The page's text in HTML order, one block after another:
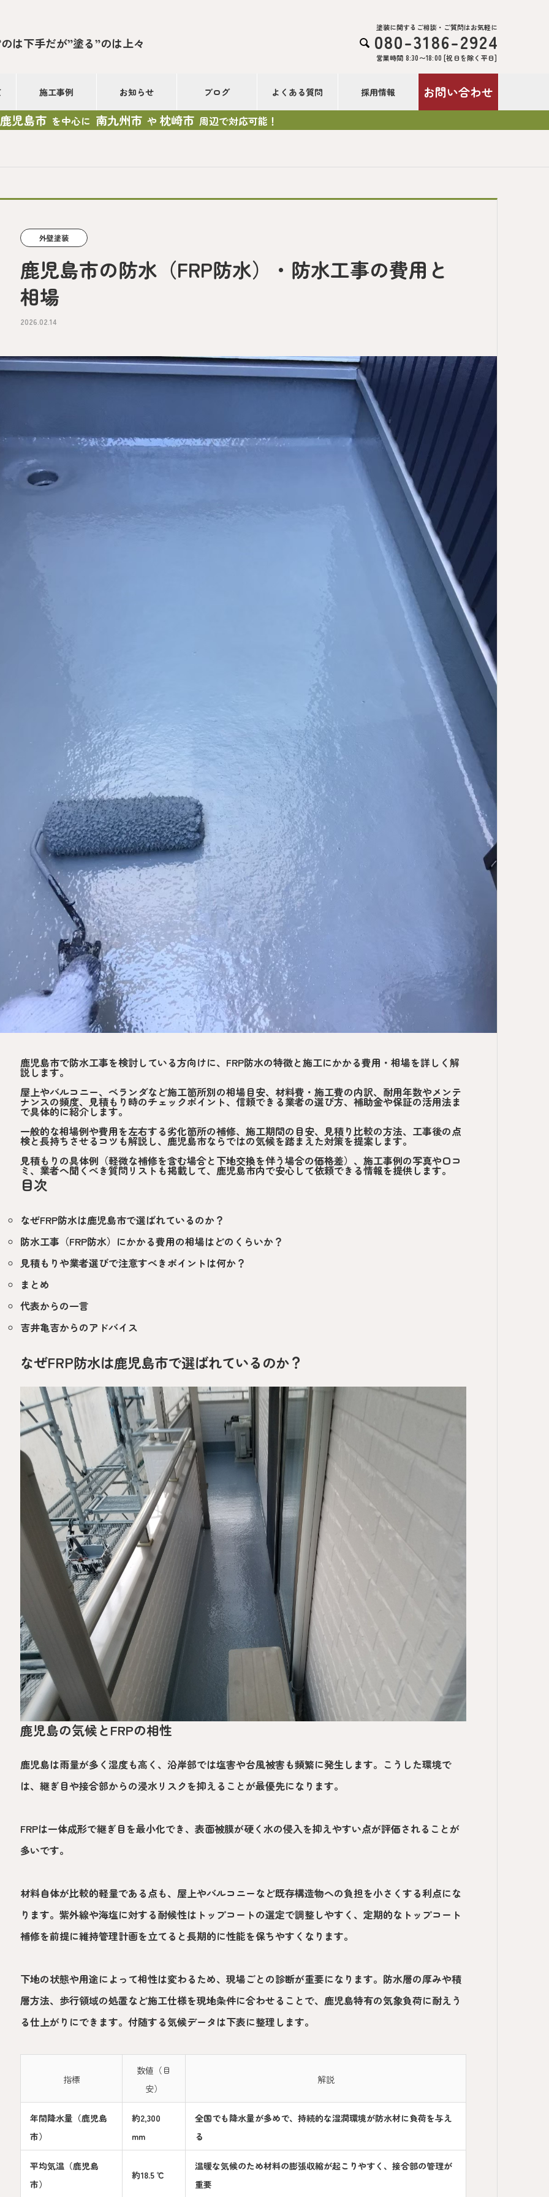
は下手だが”塗る”のは上々 
塗装に関するご相談・ご質問はお気軽に
080-3186-2924
営業時間 8:30〜18:00 [祝日を除く平日]
施工事例 お知らせ ブログ よくある質問 採用情報 お問い合わせ
鹿児島市 を中心に 南九州市 や 枕崎市 周辺で対応可能！
外壁塗装
鹿児島市の防水（FRP防水）・防水工事の費用と
相場
2026.02.14
鹿児島市で防水工事を検討している方向けに、FRP防水の特徴と施工にかかる費用・相場を詳しく解
説します。
屋上やバルコニー、ベランダなど施工箇所別の相場目安、材料費・施工費の内訳、耐用年数やメンテ
ナンスの頻度、見積もり時のチェックポイント、信頼できる業者の選び方、補助金や保証の活用法ま
で具体的に紹介します。
一般的な相場例や費用を左右する劣化箇所の補修、施工期間の目安、見積り比較の方法、工事後の点
検と長持ちさせるコツも解説し、鹿児島市ならではの気候を踏まえた対策を提案します。
見積もりの具体例（軽微な補修を含む場合と下地交換を伴う場合の価格差）、施工事例の写真や口コ
ミ、業者へ聞くべき質問リストも掲載して、鹿児島市内で安心して依頼できる情報を提供します。
目次
なぜFRP防水は鹿児島市で選ばれているのか？
防水工事（FRP防水）にかかる費用の相場はどのくらいか？
見積もりや業者選びで注意すべきポイントは何か？
まとめ
代表からの一言
吉井亀吉からのアドバイス
なぜFRP防水は鹿児島市で選ばれているのか？
鹿児島の気候とFRPの相性
鹿児島は雨量が多く湿度も高く、沿岸部では塩害や台風被害も頻繁に発生します。こうした環境で
は、継ぎ目や接合部からの浸水リスクを抑えることが最優先になります。
FRPは一体成形で継ぎ目を最小化でき、表面被膜が硬く水の侵入を抑えやすい点が評価されることが
多いです。
材料自体が比較的軽量である点も、屋上やバルコニーなど既存構造物への負担を小さくする利点にな
ります。紫外線や海塩に対する耐候性はトップコートの選定で調整しやすく、定期的なトップコート
補修を前提に維持管理計画を立てると長期的に性能を保ちやすくなります。
下地の状態や用途によって相性は変わるため、現場ごとの診断が重要になります。防水層の厚みや積
層方法、歩行領域の処置など施工仕様を現地条件に合わせることで、鹿児島特有の気象負荷に耐えう
る仕上がりにできます。付随する気候データは下表に整理します。
指標
数値（目
安）
解説
年間降水量（鹿児島
市）
約2,300
mm
全国でも降水量が多めで、持続的な湿潤環境が防水材に負荷を与え
る
平均気温（鹿児島
市）
約18.5 ℃
温暖な気候のため材料の膨張収縮が起こりやすく、接合部の管理が
重要